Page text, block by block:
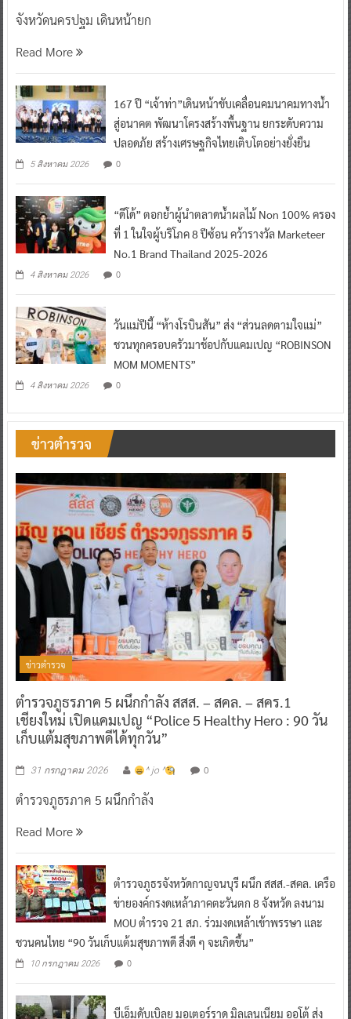
จังหวัดนครปฐม เดินหน้ายก
Read More
167 ปี “เจ้าท่า”เดินหน้าขับเคลื่อนคมนาคมทางน้ำ
สู่อนาคต พัฒนาโครงสร้างพื้นฐาน ยกระดับความ
ปลอดภัย สร้างเศรษฐกิจไทยเติบโตอย่างยั่งยืน
5 สิงหาคม 2026 0
“ดีโด้” ตอกย้ำผู้นำตลาดน้ำผลไม้ Non 100% ครอง
ที่ 1 ในใจผู้บริโภค 8 ปีซ้อน คว้ารางวัล Marketeer
No.1 Brand Thailand 2025-2026
4 สิงหาคม 2026 0
วันแม่ปีนี้ “ห้างโรบินสัน” ส่ง “ส่วนลดตามใจแม่”
ชวนทุกครอบครัวมาช้อปกับแคมเปญ “ROBINSON
MOM MOMENTS”
4 สิงหาคม 2026 0
ข่าวตำรวจ
ข่าวตำรวจ
ตำรวจภูธรภาค 5 ผนึกกำลัง สสส. – สคล. – สคร.1
เชียงใหม่ เปิดแคมเปญ “Police 5 Healthy Hero : 90 วัน
เก็บแต้มสุขภาพดีได้ทุกวัน”
31 กรกฎาคม 2026 ^ jo ^ 0
ตำรวจภูธรภาค 5 ผนึกกำลัง
Read More
ตำรวจภูธรจังหวัดกาญจนบุรี ผนึก สสส.-สคล. เครือ
ข่ายองค์กรงดเหล้าภาคตะวันตก 8 จังหวัด ลงนาม
MOU ตำรวจ 21 สภ. ร่วมงดเหล้าเข้าพรรษา และ
ชวนคนไทย “90 วันเก็บแต้มสุขภาพดี สิ่งดี ๆ จะเกิดขึ้น”
10 กรกฎาคม 2026 0
บีเอ็มดับเบิลยู มอเตอร์ราด มิลเลนเนียม ออโต้ ส่ง